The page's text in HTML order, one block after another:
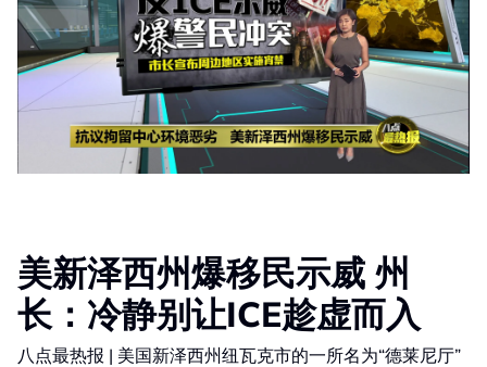
美新泽西州爆移民示威 州
长：冷静别让ICE趁虚而入
八点最热报 | 美国新泽西州纽瓦克市的一所名为“德莱尼厅”